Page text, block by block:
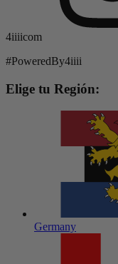
4iiiicom
#PoweredBy4iiii
Elige tu Región:
Germany